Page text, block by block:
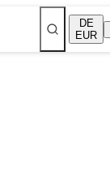
DE
EUR